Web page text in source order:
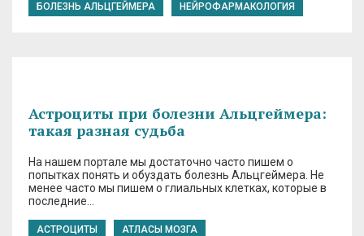
БОЛЕЗНЬ АЛЬЦГЕЙМЕРА НЕЙРОФАРМАКОЛОГИЯ
Астроциты при болезни Альцгеймера:
такая разная судьба
На нашем портале мы достаточно часто пишем о
попытках понять и обуздать болезнь Альцгеймера. Не
менее часто мы пишем о глиальных клетках, которые в
последние…
АСТРОЦИТЫ АТЛАСЫ МОЗГА